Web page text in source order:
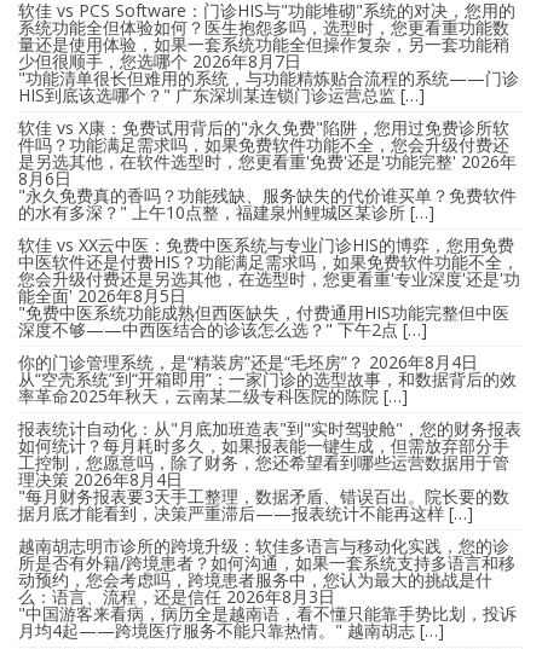
软佳 vs PCS Software：门诊HIS与"功能堆砌"系统的对决，您用的
系统功能全但体验如何？医生抱怨多吗，选型时，您更看重功能数
量还是使用体验，如果一套系统功能全但操作复杂，另一套功能稍
少但很顺手，您选哪个 2026年8月7日
"功能清单很长但难用的系统，与功能精炼贴合流程的系统——门诊
HIS到底该选哪个？" 广东深圳某连锁门诊运营总监 […]
软佳 vs X康：免费试用背后的"永久免费"陷阱，您用过免费诊所软
件吗？功能满足需求吗，如果免费软件功能不全，您会升级付费还
是另选其他，在软件选型时，您更看重'免费'还是'功能完整' 2026年
8月6日
"永久免费真的香吗？功能残缺、服务缺失的代价谁买单？免费软件
的水有多深？" 上午10点整，福建泉州鲤城区某诊所 […]
软佳 vs XX云中医：免费中医系统与专业门诊HIS的博弈，您用免费
中医软件还是付费HIS？功能满足需求吗，如果免费软件功能不全，
您会升级付费还是另选其他，在选型时，您更看重'专业深度'还是'功
能全面' 2026年8月5日
"免费中医系统功能成熟但西医缺失，付费通用HIS功能完整但中医
深度不够——中西医结合的诊该怎么选？" 下午2点 […]
你的门诊管理系统，是“精装房”还是“毛坯房”？ 2026年8月4日
从“空壳系统”到“开箱即用”：一家门诊的选型故事，和数据背后的效
率革命2025年秋天，云南某二级专科医院的陈院 […]
报表统计自动化：从"月底加班造表"到"实时驾驶舱"，您的财务报表
如何统计？每月耗时多久，如果报表能一键生成，但需放弃部分手
工控制，您愿意吗，除了财务，您还希望看到哪些运营数据用于管
理决策 2026年8月4日
"每月财务报表要3天手工整理，数据矛盾、错误百出。院长要的数
据月底才能看到，决策严重滞后——报表统计不能再这样 […]
越南胡志明市诊所的跨境升级：软佳多语言与移动化实践，您的诊
所是否有外籍/跨境患者？如何沟通，如果一套系统支持多语言和移
动预约，您会考虑吗，跨境患者服务中，您认为最大的挑战是什
么：语言、流程，还是信任 2026年8月3日
"中国游客来看病，病历全是越南语，看不懂只能靠手势比划，投诉
月均4起——跨境医疗服务不能只靠热情。" 越南胡志 […]